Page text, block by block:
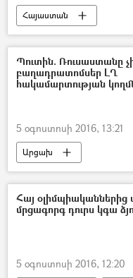
Հայաստան
Պուտին. Ռուսաստանը
բաղադրատոմսեր ԼՂ
հակամարտության
5 օգոստոսի 2016, 13:21
Արցախ
Հայ օլիմպիականներից
մրցագորգ դուրս կգա
5 օգոստոսի 2016, 12:20